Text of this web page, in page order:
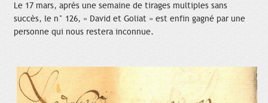
Le 17 mars, après une semaine de tirages multiples sans
succès, le n° 126, « David et Goliat » est enfin gagné par une
personne qui nous restera inconnue.